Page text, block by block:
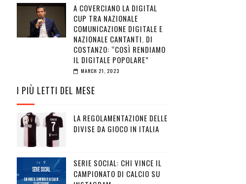
A COVERCIANO LA DIGITAL
CUP TRA NAZIONALE
COMUNICAZIONE DIGITALE E
NAZIONALE CANTANTI. DI
COSTANZO: “COSÌ RENDIAMO
IL DIGITALE POPOLARE”
MARCH 21, 2023
I PIÙ LETTI DEL MESE
LA REGOLAMENTAZIONE DELLE
DIVISE DA GIOCO IN ITALIA
SERIE SOCIAL: CHI VINCE IL
CAMPIONATO DI CALCIO SU